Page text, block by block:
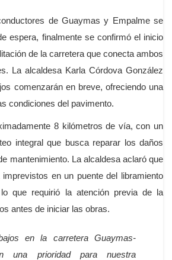
de Guaymas y Empalme se
espera, finalmente se confirmó el inicio
de la carretera que conecta ambos
La alcaldesa Karla Córdova González
comenzarán en breve, ofreciendo una
condiciones del pavimento.
8 kilómetros de vía, con un
integral que busca reparar los daños
mantenimiento. La alcaldesa aclaró que
en un puente del libramiento
lo que requirió la atención previa de la
antes de iniciar las obras.
en la carretera Guaymas-
una prioridad para nuestra